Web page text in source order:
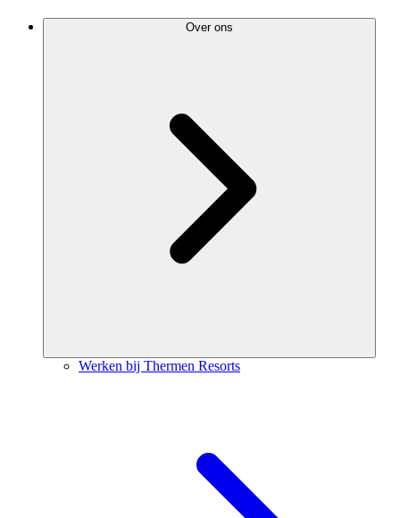
Over ons
Werken bij Thermen Resorts